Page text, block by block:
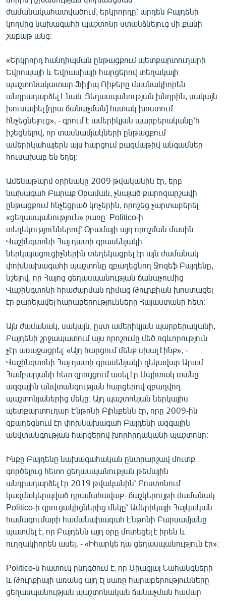
ժամանակահատվածում, երկրորդը՝ արդեն Բայդենի
կողմից նախագահի պաշտոնը ստանձնելուց մի քանի
շաբաթ անց։
«Երկրորդ հանդիպման ընթացքում պետքարտուղարի
Եվրոպայի և Եվրասիայի հարցերով տեղակալի
պաշտոնակատար Ֆիլիպ Ռիքերը մասնակիորեն
անդրադարձել է նաև Ցեղասպանության խնդրին, սակայն
խուսափել [դրա ճանաչման] հստակ խոստում
հնչեցնելուց», - գրում է ամերիկյան պարբերականը՝հ
իշեցնելով, որ տասնամյակների ընթացքում
ամերիկահայերն այս հարցում բազմաթիվ անգամներ
հուսախաբ են եղել։
Ամենաթարմ օրինակը 2009 թվականին էր, երբ
նախագահ Բարաք Օբաման, չնայած քարոզարշավի
ընթացքում հնչեցրած կոչերին, որոշեց չարտաբերել
«ցեղասպանություն» բառը։ Politico-ի
տեղեկություններով՝ Օբամայի այդ որոշման մասին
Վաշինգտոնի Հայ դատի գրասենյակի
ներկայացուցիչներին տեղեկացրել էր այն ժամանակ
փոխնախագահի պաշտոնը զբաղեցնող Ջոզեֆ Բայդենը,
նշելով, որ Հայոց ցեղասպանության ճանաչումից
Վաշինգտոնի հրաժարման դիմաց Թուրքիան խոստացել
էր բարելավել հարաբերությունները Հայաստանի հետ։
Այն ժամանակ, սակայն, ըստ ամերիկյան պարբերականի,
Բայդենի շրջապատում այս որոշումը մեծ ոգևորություն
չէր առաջացրել։ «Այդ հարցում մենք սխալ էինք», -
Վաշինգտոնի Հայ դատի գրասենյակի ղեկավար Արամ
Համբարյանի հետ զրույցում ասել էր Սպիտակ տանը
ազգային անվտանգության հարցերով զբաղվող
պաշտոնյաներից մեկը։ Այդ պաշտոնյան ներկայիս
պետքարտուղար Էնթոնի Բլինքենն էր, որը 2009-ին
զբաղեցնում էր փոխնախագահ Բայդենի ազգային
անվտանգության հարցերով խորհրդականի պաշտոնը։
Ինքը Բայդենը նախագահական ընտրարշավ մուտք
գործելուց հետո ցեղասպանության թեմային
անդրադարձել էր 2019 թվականին՝ Բոստոնում
կազմակերպված դրամահավաք- ճաշկերույթի ժամանակ։
Politico-ի զրուցակիցներից մեկը՝ Ամերիկայի Հայկական
համագումարի համանախագահ Էնթոնի Բարսամյանը
պատմել է, որ Բայդենն այդ օրը մոտեցել է իրեն և
ուղղակիորեն ասել․ - «Իհարկե դա ցեղասպանություն էր»։
Politico-ն հատուկ ընդգծում է, որ Միացյալ Նահանգների
և Թուրքիայի առանց այդ էլ սառը հարաբերությունները
ցեղասպանության պաշտոնական ճանաչման համար